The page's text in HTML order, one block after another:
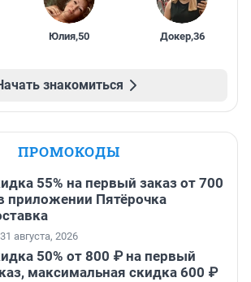
Юлия,50 Докер,36
знакомиться
ПРОМОКОДЫ
55% на первый заказ от 700
приложении Пятёрочка
августа, 2026
50% от 800 ₽ на первый
максимальная скидка 600 ₽